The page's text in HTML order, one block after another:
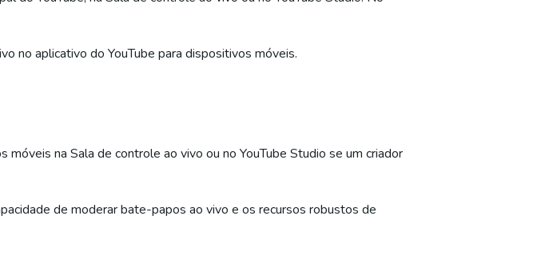
no aplicativo do YouTube para dispositivos móveis.
na Sala de controle ao vivo ou no YouTube Studio se um criador
de moderar bate-papos ao vivo e os recursos robustos de